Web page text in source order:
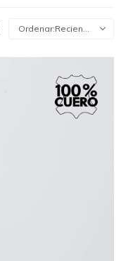
Recientes